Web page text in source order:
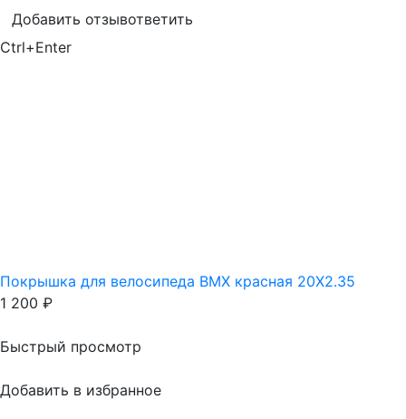
Добавить отзывответить
Ctrl+Enter
Покрышка для велосипеда BMX красная 20X2.35
1 200 ₽
Быстрый просмотр
Добавить в избранное